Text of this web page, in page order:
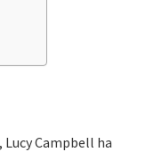
, Lucy Campbell ha